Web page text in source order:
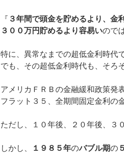
『 ３年間で頭金を貯めるより、金
３００万円貯めるより容易いので
特に、異常なまでの超低金利時代
でも、その超低金利時代も、そろ
アメリカＦＲＢの金融緩和政策発表
フラット３５、全期間固定金利の
ただし、１０年後、２０年後、３
しかし、 １９８５年のバブル期の